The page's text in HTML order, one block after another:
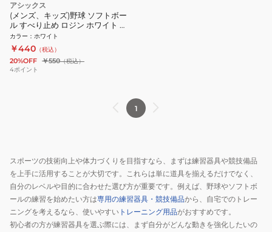
アシックス
(メンズ、キッズ)野球 ソフトボー
ル すべり止め ロジン ホワイト 松
ヤニ BER032.01
カラー ： ホワイト
￥440 （税込）
20%OFF ￥550（税込）
4ポイント
1
スポーツの技術向上や体力づくりを目指すなら、まずは練習器具や競技備品
を上手に活用することが大切です。これらは単に道具を揃えるだけでなく、
自分のレベルや目的に合わせた選び方が重要です。例えば、野球やソフトボ
ールの練習を始めたい方は専用の練習器具・競技備品から、自宅でのトレー
ニングを考えるなら、使いやすい トレーニング用品がおすすめです。
初心者の方が練習器具を選ぶ際には、まず自分がどんな動きを強化したいの